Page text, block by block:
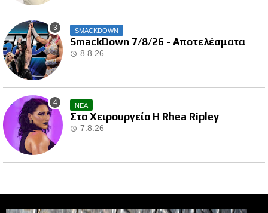
SMACKDOWN
SmackDown 7/8/26 - Αποτελέσματα
8.8.26
ΝΕΑ
Στο Χειρουργείο Η Rhea Ripley
7.8.26